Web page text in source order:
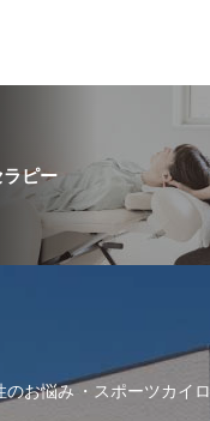
ピー
のお悩み スポーツカイロ